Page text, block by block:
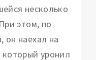
несколько
этом, по
он наехал на
который уронил